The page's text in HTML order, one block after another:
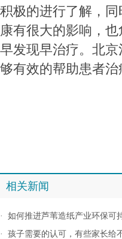
积极的进行了解，
康有很大的影响，
早发现早治疗。北
够有效的帮助患者治
相关新闻
· 如何推进芦苇造纸产业环保可
· 孩子需要的认可，有些家长给